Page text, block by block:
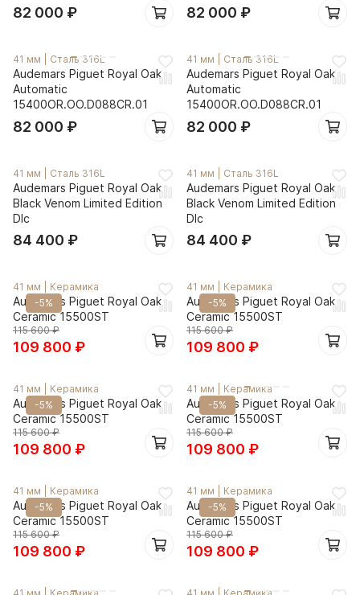
82 000 ₽ 82 000 ₽
41 мм Сталь 316L
Audemars Piguet Royal Oak
Automatic
15400OR.OO.D088CR.01
82 000 ₽
41 мм Сталь 316L
Audemars Piguet Royal Oak
Automatic
15400OR.OO.D088CR.01
82 000 ₽
41 мм Сталь 316L
Audemars Piguet Royal Oak
Black Venom Limited Edition
Dlc
84 400 ₽
41 мм Сталь 316L
Audemars Piguet Royal Oak
Black Venom Limited Edition
Dlc
84 400 ₽
-5%
41 мм Керамика
Audemars Piguet Royal Oak
Ceramic 15500ST
115 600₽
109 800 ₽
-5%
41 мм Керамика
Audemars Piguet Royal Oak
Ceramic 15500ST
115 600₽
109 800 ₽
-5%
41 мм Керамика
Audemars Piguet Royal Oak
Ceramic 15500ST
115 600₽
109 800 ₽
-5%
41 мм Керамика
Audemars Piguet Royal Oak
Ceramic 15500ST
115 600₽
109 800 ₽
-5%
41 мм Керамика
Audemars Piguet Royal Oak
Ceramic 15500ST
115 600₽
109 800 ₽
-5%
41 мм Керамика
Audemars Piguet Royal Oak
Ceramic 15500ST
115 600₽
109 800 ₽